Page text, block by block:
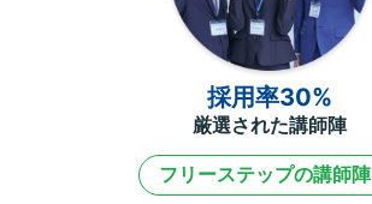
採用率30%
厳選された講師陣
フリーステップの講師陣